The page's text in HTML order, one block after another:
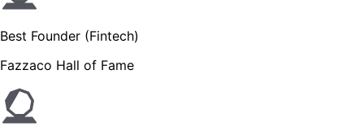
Best Founder (Fintech)
Fazzaco Hall of Fame